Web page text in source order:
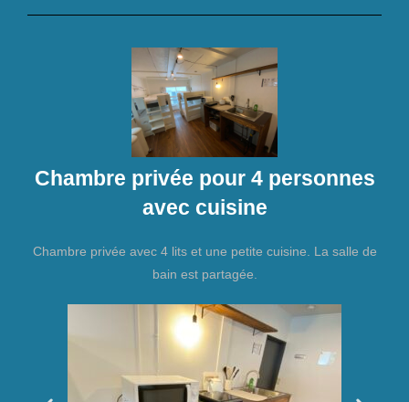
Chambre privée pour 4 personnes
avec cuisine
Chambre privée avec 4 lits et une petite cuisine. La salle de
bain est partagée.